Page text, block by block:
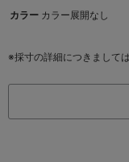
カラー カラー展開なし
※採寸の詳細につきましては